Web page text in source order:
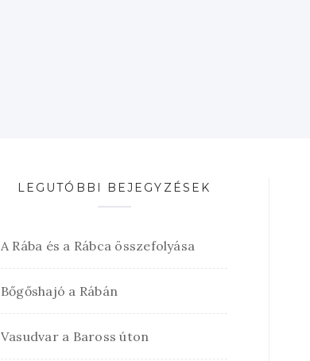
LEGUTÓBBI BEJEGYZÉSEK
A Rába és a Rábca összefolyása
Bőgőshajó a Rábán
Vasudvar a Baross úton